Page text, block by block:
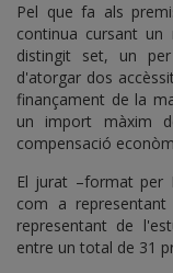
Pel que fa als
continua cursant
distingit set, un
d'atorgar dos
finançament de la
un import màxim
compensació
El jurat –format per
com a
representant de
entre un total de 31